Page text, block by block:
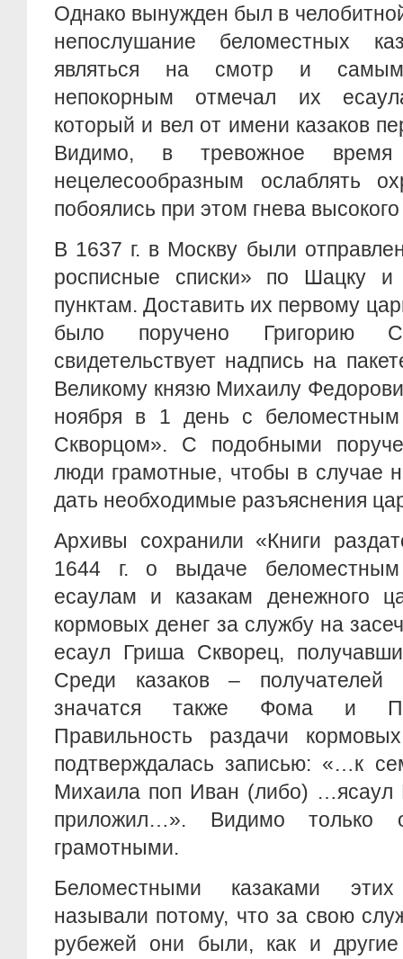
Однако вынужден был в
непослушание беломестных
являться на смотр и
непокорным отмечал их
который и вел от имени казаков
Видимо, в тревожное время
нецелесообразным ослаблять
побоялись при этом гнева
В 1637 г. в Москву были
росписные списки» по Шацку и
пунктам. Доставить их первому
было поручено Григорию
свидетельствует надпись на
Великому князю Михаилу
ноября в 1 день с
Скворцом». С подобными
люди грамотные, чтобы в случае
дать необходимые разъяснения
Архивы сохранили «Книги
1644 г. о выдаче
есаулам и казакам денежного
кормовых денег за службу на
есаул Гриша Скворец,
Среди казаков – получателей
значатся также Фома и
Правильность раздачи
подтверждалась записью: «…к
Михаила поп Иван (либо) …ясаул
приложил…». Видимо
грамотными.
Беломестными казаками
называли потому, что за свою
рубежей они были, как и